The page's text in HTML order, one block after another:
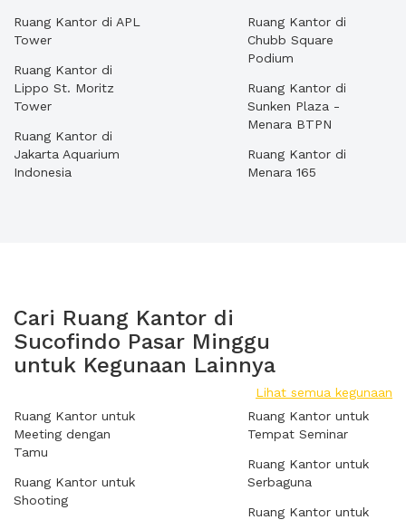
Ruang Kantor di APL
Tower
Ruang Kantor di
Lippo St. Moritz
Tower
Ruang Kantor di
Jakarta Aquarium
Indonesia
Ruang Kantor di
Chubb Square
Podium
Ruang Kantor di
Sunken Plaza -
Menara BTPN
Ruang Kantor di
Menara 165
Cari Ruang Kantor di
Sucofindo Pasar Minggu
untuk Kegunaan Lainnya
Lihat semua kegunaan
Ruang Kantor untuk
Meeting dengan
Tamu
Ruang Kantor untuk
Shooting
Ruang Kantor untuk
Tempat Seminar
Ruang Kantor untuk
Serbaguna
Ruang Kantor untuk